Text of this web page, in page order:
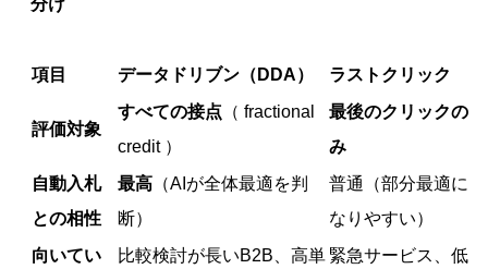
項目 データドリブン（DDA） ラストクリック
評価対象
すべての接点 （ fractional
credit ）
最後のクリックの
み
自動入札
との相性
最高（AIが全体最適を判
断）
普通（部分最適に
なりやすい）
向いてい
比較検討が長いB2B、高単 緊急サービス、低